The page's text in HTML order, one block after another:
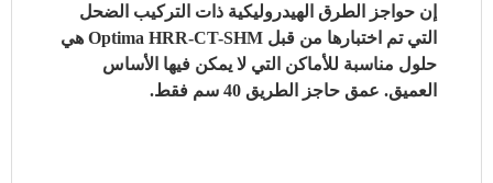
إن حواجز الطرق الهيدروليكية ذات التركيب الضحل
التي تم اختبارها من قبل Optima HRR-CT-SHM هي
حلول مناسبة للأماكن التي لا يمكن فيها الأساس
العميق. عمق حاجز الطريق 40 سم فقط.